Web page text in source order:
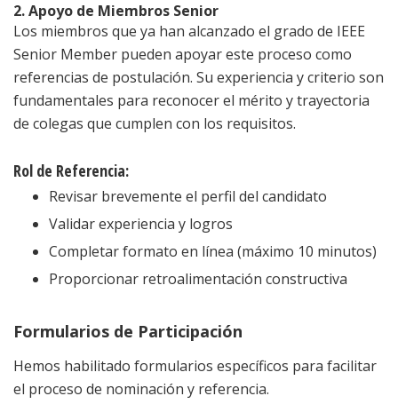
2. Apoyo de Miembros Senior
Los miembros que ya han alcanzado el grado de IEEE
Senior Member pueden apoyar este proceso como
referencias de postulación. Su experiencia y criterio son
fundamentales para reconocer el mérito y trayectoria
de colegas que cumplen con los requisitos.
Rol de Referencia:
Revisar brevemente el perfil del candidato
Validar experiencia y logros
Completar formato en línea (máximo 10 minutos)
Proporcionar retroalimentación constructiva
Formularios de Participación
Hemos habilitado formularios específicos para facilitar
el proceso de nominación y referencia.